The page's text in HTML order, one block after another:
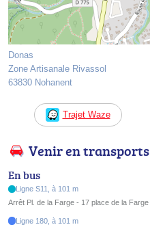
Donas
Zone Artisanale Rivassol
63830 Nohanent
Trajet Waze
Venir en
En bus
Ligne S11, à 101 m
Arrêt Pl. de la Farge - 17 place de la Farge
Ligne 180, à 101 m